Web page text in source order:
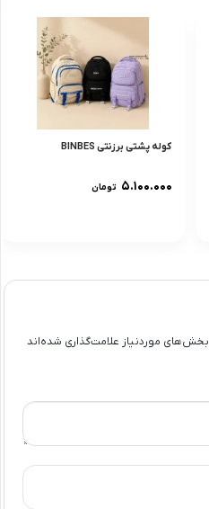
کوله پشتی برزنتی BINBES
۵.۱۰۰.۰۰۰ تومان
بخش‌های موردنیاز علامت‌گذاری شده‌اند